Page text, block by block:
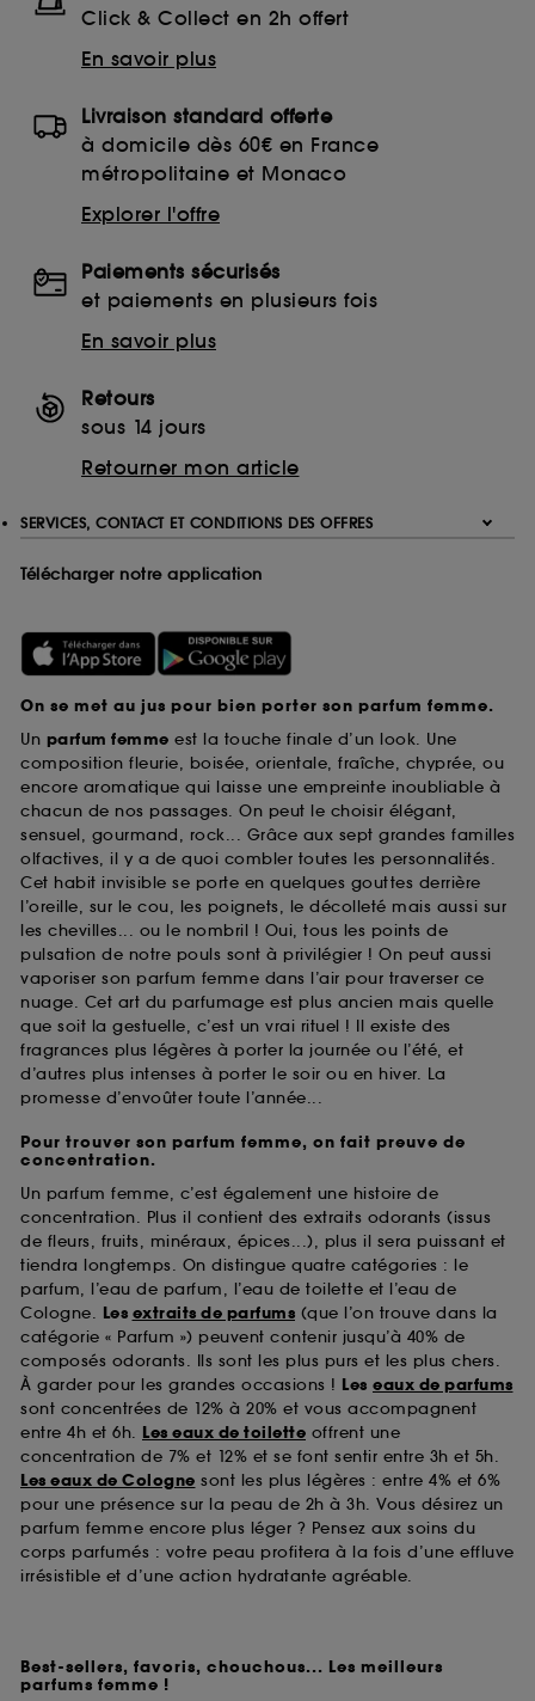
Click & Collect en 2h offert
En savoir plus
Livraison standard offerte
à domicile dès 60€ en France
métropolitaine et Monaco
Explorer l'offre
Paiements sécurisés
et paiements en plusieurs fois
En savoir plus
Retours
sous 14 jours
Retourner mon article
SERVICES, CONTACT ET CONDITIONS DES OFFRES
Télécharger notre application
On se met au jus pour bien porter son parfum femme.
Un parfum femme est la touche finale d’un look. Une
composition fleurie, boisée, orientale, fraîche, chyprée, ou
encore aromatique qui laisse une empreinte inoubliable à
chacun de nos passages. On peut le choisir élégant,
sensuel, gourmand, rock... Grâce aux sept grandes familles
olfactives, il y a de quoi combler toutes les personnalités.
Cet habit invisible se porte en quelques gouttes derrière
l’oreille, sur le cou, les poignets, le décolleté mais aussi sur
les chevilles... ou le nombril ! Oui, tous les points de
pulsation de notre pouls sont à privilégier ! On peut aussi
vaporiser son parfum femme dans l’air pour traverser ce
nuage. Cet art du parfumage est plus ancien mais quelle
que soit la gestuelle, c’est un vrai rituel ! Il existe des
fragrances plus légères à porter la journée ou l’été, et
d’autres plus intenses à porter le soir ou en hiver. La
promesse d’envoûter toute l’année...
Pour trouver son parfum femme, on fait preuve de
concentration.
Un parfum femme, c’est également une histoire de
concentration. Plus il contient des extraits odorants (issus
de fleurs, fruits, minéraux, épices...), plus il sera puissant et
tiendra longtemps. On distingue quatre catégories : le
parfum, l’eau de parfum, l’eau de toilette et l’eau de
Cologne. Les extraits de parfums (que l’on trouve dans la
catégorie « Parfum ») peuvent contenir jusqu’à 40% de
composés odorants. Ils sont les plus purs et les plus chers.
À garder pour les grandes occasions ! Les eaux de parfums
sont concentrées de 12% à 20% et vous accompagnent
entre 4h et 6h. Les eaux de toilette offrent une
concentration de 7% et 12% et se font sentir entre 3h et 5h.
Les eaux de Cologne sont les plus légères : entre 4% et 6%
pour une présence sur la peau de 2h à 3h. Vous désirez un
parfum femme encore plus léger ? Pensez aux soins du
corps parfumés : votre peau profitera à la fois d’une effluve
irrésistible et d’une action hydratante agréable.
Best-sellers, favoris, chouchous... Les meilleurs
parfums femme !